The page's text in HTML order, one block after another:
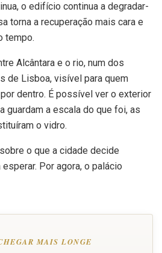
o edifício continua a degradar-
torna a recuperação mais cara e
tempo.
Alcântara e o rio, num dos
de Lisboa, visível para quem
dentro. É possível ver o exterior
guardam a escala do que foi, as
o vidro.
o que a cidade decide
Por agora, o palácio
MAIS LONGE